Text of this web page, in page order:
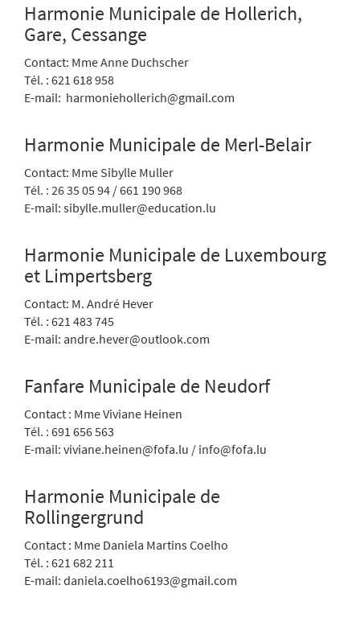
Harmonie Municipale de Hollerich,
Gare, Cessange
Contact: Mme Anne Duchscher
Tél. : 621 618 958
E-mail: harmoniehollerich@gmail.com
Harmonie Municipale de Merl-Belair
Contact: Mme Sibylle Muller
Tél. : 26 35 05 94 / 661 190 968
E-mail: sibylle.muller@education.lu
Harmonie Municipale de Luxembourg
et Limpertsberg
Contact: M. André Hever
Tél. : 621 483 745
E-mail: andre.hever@outlook.com
Fanfare Municipale de Neudorf
Contact : Mme Viviane Heinen
Tél. : 691 656 563
E-mail: viviane.heinen@fofa.lu / info@fofa.lu
Harmonie Municipale de
Rollingergrund
Contact : Mme Daniela Martins Coelho
Tél. : 621 682 211
E-mail: daniela.coelho6193@gmail.com